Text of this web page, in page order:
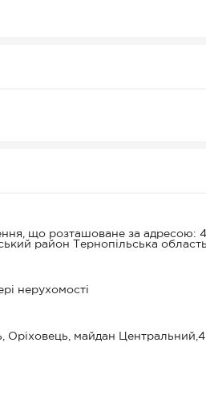
що розташоване за адресою:
район Тернопільська
нерухомості
Оріховець, майдан Центральний,4